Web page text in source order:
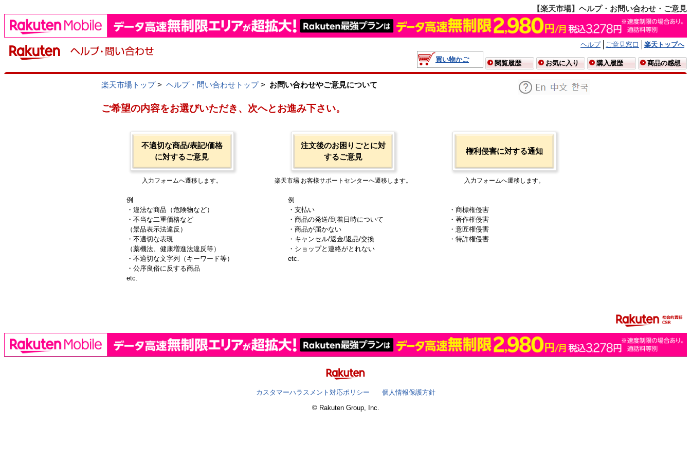
【楽天市場】ヘルプ・お問い合わせ・ご意見
ヘルプ ご意見窓口
楽天トップへ
買い物かご
閲覧履歴 お気に入り 購入履歴 商品の感想
楽天市場トップ> ヘルプ・問い合わせトップ> お問い合わせやご意見について
ご希望の内容をお選びいただき、次へとお進み下さい。
不適切な商品/表記/価格
に対するご意見
入力フォームへ遷移します。
例
・違法な商品（危険物など）
・不当な二重価格など
（景品表示法違反）
・不適切な表現
（薬機法、健康増進法違反等）
・不適切な文字列（キーワード等）
・公序良俗に反する商品
etc.
注文後のお困りごとに対
するご意見
楽天市場 お客様サポートセンターへ遷移します。
例
・支払い
・商品の発送/到着日時について
・商品が届かない
・キャンセル/返金/返品/交換
・ショップと連絡がとれない
etc.
権利侵害に対する通知
入力フォームへ遷移します。
・商標権侵害
・著作権侵害
・意匠権侵害
・特許権侵害
カスタマーハラスメント対応ポリシー
個人情報保護方針
© Rakuten Group, Inc.